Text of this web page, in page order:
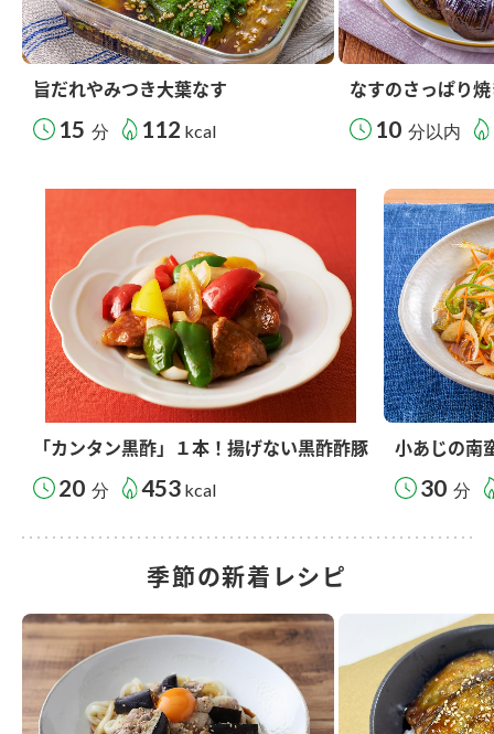
旨だれやみつき大葉なす
15 分 112 kcal
なすのさっぱり
10 分以内
「カンタン黒酢」１本！揚げない黒酢酢豚
20 分 453 kcal
小あじの南
30 分
季節の新着レシピ